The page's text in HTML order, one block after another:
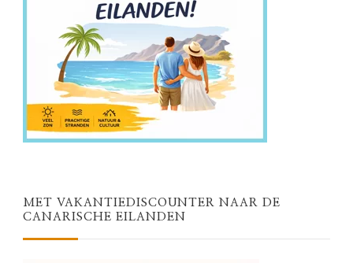
MET VAKANTIEDISCOUNTER NAAR DE
CANARISCHE EILANDEN